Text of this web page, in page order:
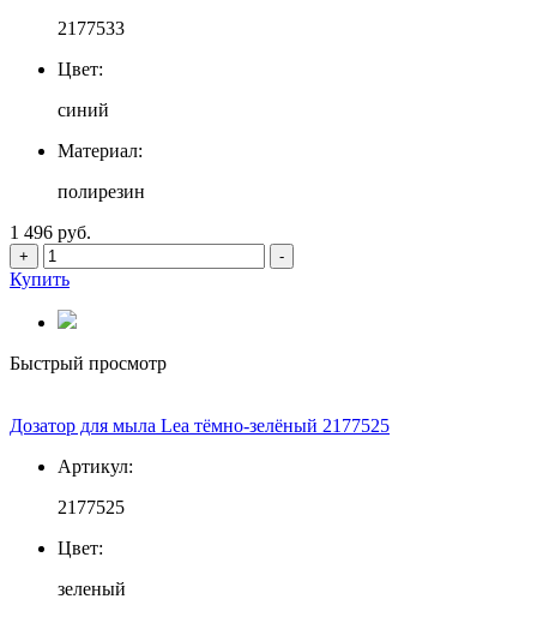
2177533
Цвет:
синий
Материал:
полирезин
1 496 руб.
+ -
Купить
Быстрый просмотр
Дозатор для мыла Lea тёмно-зелёный 2177525
Артикул:
2177525
Цвет:
зеленый